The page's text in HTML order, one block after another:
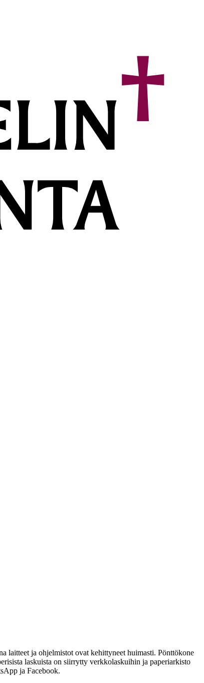
laitteet ja ohjelmistot ovat kehittyneet huimasti. Pönttökone
laskuista on siirrytty verkkolaskuihin ja paperiarkisto
ja Facebook.